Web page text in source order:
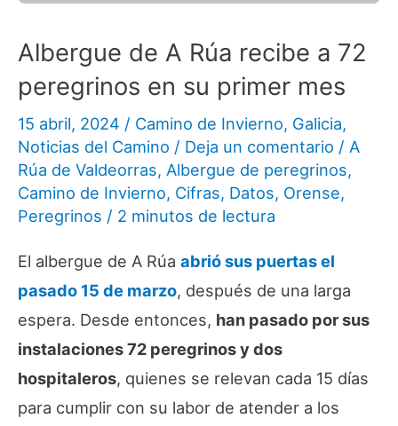
Albergue de A Rúa recibe a 72
peregrinos en su primer mes
15 abril, 2024 / Camino de Invierno, Galicia,
Noticias del Camino / Deja un comentario / A
Rúa de Valdeorras, Albergue de peregrinos,
Camino de Invierno, Cifras, Datos, Orense,
Peregrinos / 2 minutos de lectura
El albergue de A Rúa abrió sus puertas el
pasado 15 de marzo, después de una larga
espera. Desde entonces, han pasado por sus
instalaciones 72 peregrinos y dos
hospitaleros, quienes se relevan cada 15 días
para cumplir con su labor de atender a los